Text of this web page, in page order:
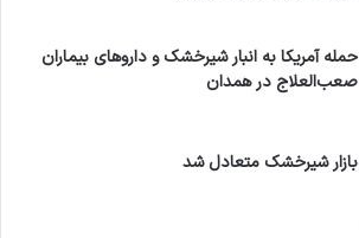
حمله آمریکا به انبار شیرخشک و داروهای بیماران
صعب‌العلاج در همدان
بازار شیرخشک متعادل شد